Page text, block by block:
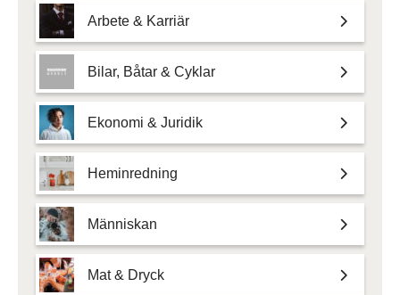
Arbete & Karriär
Bilar, Båtar & Cyklar
Ekonomi & Juridik
Heminredning
Människan
Mat & Dryck